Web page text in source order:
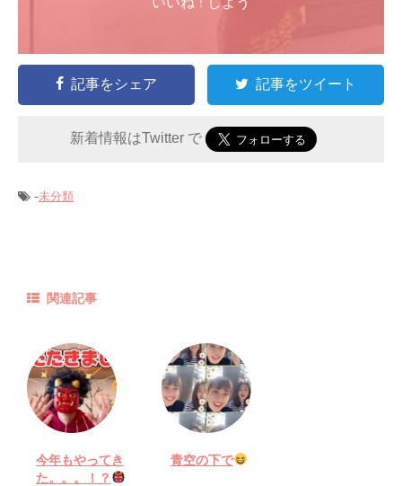
記事をシェア 記事をツイート
新着情報はTwitter で
-未分類
関連記事
今年もやってき
た。。。！？
青空の下で